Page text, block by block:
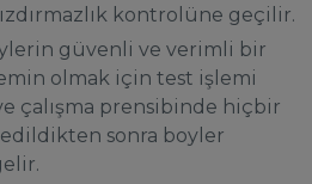
kontrolüne geçilir.
güvenli ve verimli bir
olmak için test işlemi
çalışma prensibinde hiçbir
sonra boyler